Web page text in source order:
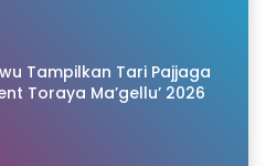
Tampilkan Tari Pajjaga
Toraya Ma’gellu’ 2026